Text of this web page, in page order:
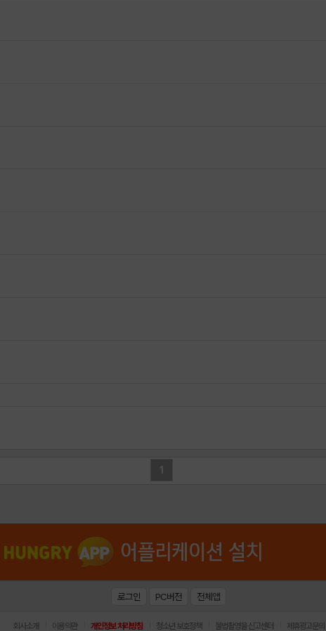
1
로그인 PC버전 전체앱
회사소개 이용약관 개인정보 처리방침 청소년 보호정책 불법촬영물 신고센터 제휴광고문의